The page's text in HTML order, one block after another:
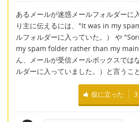
あるメールが迷惑メールフォルダーに
り主に伝えるには、"It was in my
ルフォルダーに入っていた。） や
my spam folder rather than my
ん、メールが受信メールボックスでは
ルダーに入っていました。）と言うこ
役に立った 3